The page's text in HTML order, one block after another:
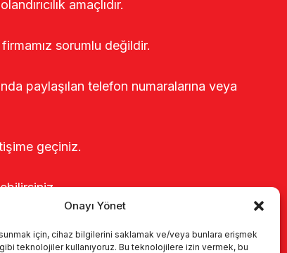
Onayı Yönet
için, cihaz bilgilerini saklamak ve/veya bunlara erişmek
teknolojiler kullanıyoruz. Bu teknolojilere izin vermek, bu
amaçlıdır.
sorumlu değildir.
paylaşılan telefon numaralarına veya
geçiniz.